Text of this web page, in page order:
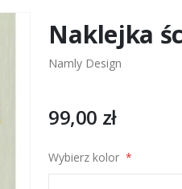
Naklejka
Namly Design
99,00 zł
Wybierz kolor